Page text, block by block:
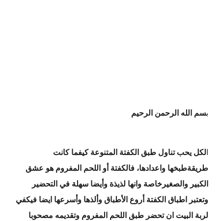
بسم الله الرحمن الرحيم
الكل يحب تناول طبق الكفتة المتنوعة كيفما كانت
طريقةطبخها واعدادها، فالكفتة أو اللحم المفروم هو عشق
الكبير والصغيرخاصة وانها لذيذة وأيضا سهلة في التحضير
وتعتبر اطباق الكفتة أروع الأطباق وألذها وأسرعها ايضا فيكفي
لربة البيت ان تحضر طبق اللحم المفروم وتقديمه مصحوبا